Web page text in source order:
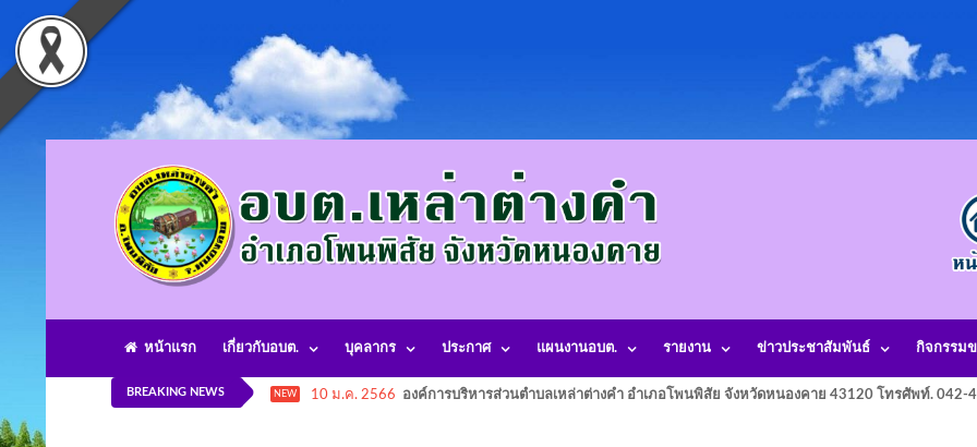
หน้าแรก เกี่ยวกับอบต. บุคลากร ประกาศ แผนงานอบต. รายงาน ข่าวประชาสัมพันธ์ กิจกรรมข
BREAKING NEWS NEW 10 ม.ค. 2566 องค์การบริหารส่วนตำบลเหล่าต่างคำ อำเภอโพนพิสัย จังหวัดหนองคาย 43120 โทรศัพท์. 042-